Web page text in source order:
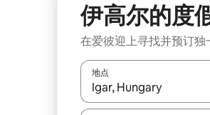
伊高尔的度
在爱彼迎上寻找并预订独
地点
如有搜索结果，请使用上